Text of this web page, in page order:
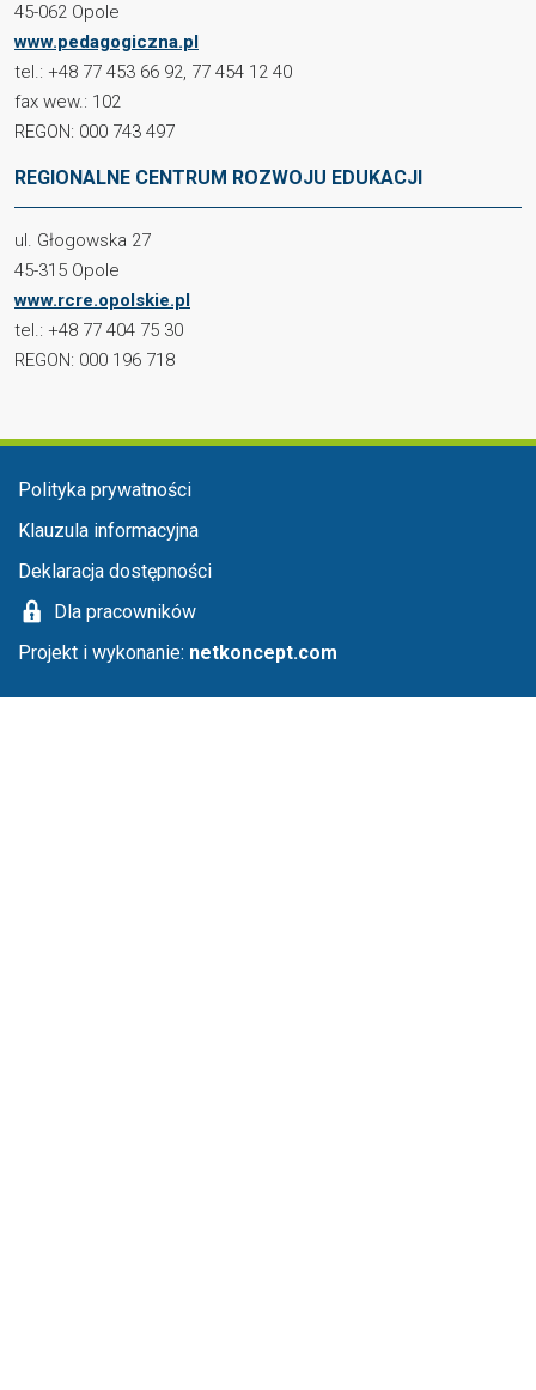
45-062 Opole
www.pedagogiczna.pl
tel.: +48 77 453 66 92, 77 454 12 40
fax wew.: 102
REGON: 000 743 497
REGIONALNE CENTRUM ROZWOJU EDUKACJI
ul. Głogowska 27
45-315 Opole
www.rcre.opolskie.pl
tel.: +48 77 404 75 30
REGON: 000 196 718
Menu stopka
Polityka prywatności
Klauzula informacyjna
Deklaracja dostępności
Dla pracowników
Projekt i wykonanie: netkoncept.com